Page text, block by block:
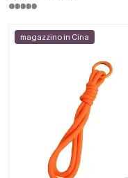
magazzino in Cina